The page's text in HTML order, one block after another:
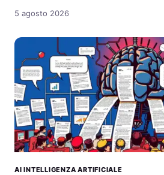
5 agosto 2026
AI INTELLIGENZA ARTIFICIALE